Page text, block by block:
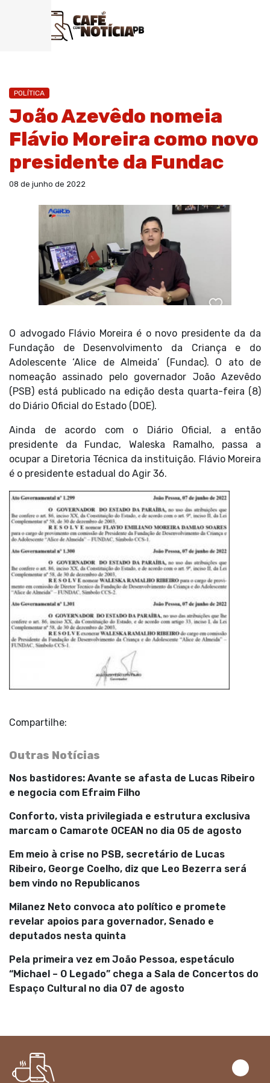
POLÍTICA
João Azevêdo nomeia
Flávio Moreira como novo
presidente da Fundac
08 de junho de 2022
O advogado Flávio Moreira é o novo presidente da da
Fundação de Desenvolvimento da Criança e do
Adolescente ‘Alice de Almeida’ (Fundac). O ato de
nomeação assinado pelo governador João Azevêdo
(PSB) está publicado na edição desta quarta-feira (8)
do Diário Oficial do Estado (DOE).
Ainda de acordo com o Diário Oficial, a então
presidente da Fundac, Waleska Ramalho, passa a
ocupar a Diretoria Técnica da instituição. Flávio Moreira
é o presidente estadual do Agir 36.
Compartilhe:
Outras Notícias
Nos bastidores: Avante se afasta de Lucas Ribeiro
e negocia com Efraim Filho
Conforto, vista privilegiada e estrutura exclusiva
marcam o Camarote OCEAN no dia 05 de agosto
Em meio à crise no PSB, secretário de Lucas
Ribeiro, George Coelho, diz que Leo Bezerra será
bem vindo no Republicanos
Milanez Neto convoca ato político e promete
revelar apoios para governador, Senado e
deputados nesta quinta
Pela primeira vez em João Pessoa, espetáculo
“Michael – O Legado” chega a Sala de Concertos do
Espaço Cultural no dia 07 de agosto